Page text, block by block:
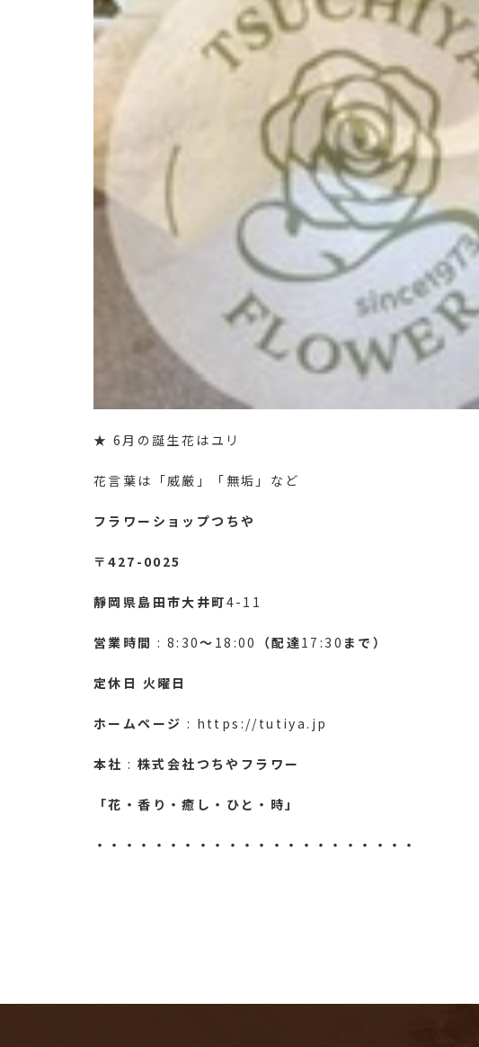
★ 6月の誕生花はユリ
花言葉は「威厳」「無垢」など
フラワーショップつちや
〒427-0025
靜岡県島田市大井町4-11
営業時間 : 8:30～ 18:00 （配達17:30 まで）
定休日 火曜日
ホームページ : https://tutiya.jp
本社 :株式会社つちやフラワー
「花・香り・癒し・ひと・時」
・・・・・・・・・・・・・・・・・・・・・・